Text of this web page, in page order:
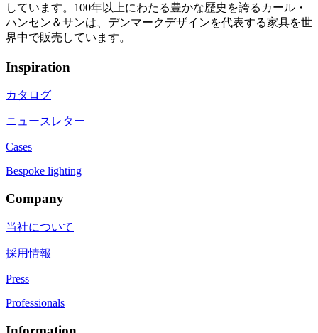
しています。100年以上にわたる豊かな歴史を誇るカール・
ハンセン＆サンは、デンマークデザインを代表する家具を世
界中で販売しています。
Inspiration
カタログ
ニュースレター
Cases
Bespoke lighting
Company
当社について
採用情報
Press
Professionals